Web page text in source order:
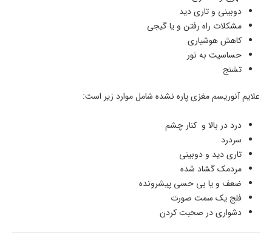
دوبینی و تاری دید
مشکلات راه رفتن و یا گیجی
کاهش هوشیاری
حساسیت به نور
تشنج
علایم آنوریسم مغزی پاره نشده شامل موارد زیر است:
درد در بالا و کنار چشم
سردرد
تاری دید و دوبینی
مردمک گشاد شده
ضعف و یا بی حسی پیشرونده
فلج یک سمت صورت
دشواری در صحبت کردن